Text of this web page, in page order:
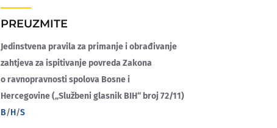
PREUZMITE
Jedinstvena pravila za primanje i obrađivanje
zahtjeva za ispitivanje povreda Zakona
o ravnopravnosti spolova Bosne i
Hercegovine („Službeni glasnik BIH“ broj 72/11)
B/H/S